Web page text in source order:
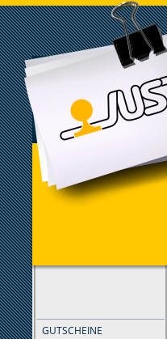
GUTSCHEINE